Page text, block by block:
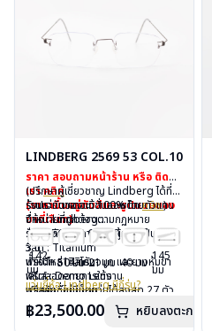
LINDBERG 2569 53 COL.10
ราคา สอบถามหน้าร้าน หรือ ติดต่อ
เราคลิก
(ราคาขึ้นอยู่กับสีและรูปแบบของ
ขาที่เลือก)
(ปรึกษาผู้เชี่ยวชาญ Lindberg ได้ที่
ร้านแว่นตาเดอะวิชั่นออพติคคลิก)
รับประกันของแท้ 100% โดยตัวแทน
จำหน่ายที่ถูกต้องตามกฏหมาย
รับประกันคุณภาพโดยผู้ผลิตเป็นเวลา
3 ปี
ฟรีอะไหล่ ซิลิโคนจมูก และยางหุ้มขา
ฟรีตลอดอายุการใช้งาน
ฟรีสลักชื่อบนขาแว่นได้สูงสุด 27 ตัว
อักษร
ยี่ห้อ : Lindberg
รุ่น : 2569 53 Col.10
วัสดุ : Titanium
น้ำหนัก : 14 กรัม
เลนส์ : Demo Lens
บานพับ : ไม่มีน็อต
อุปกรณ์ : กล่องแว่น, ผ้าเช็ดแว่น
การรับประกัน : 3 ปี
142
มม
50 มม 21 มม 40 มม 145
มม
แว่นยี่ห้อ Lindberg มีกี่รุ่น?
฿23,500.00 หยิบลงตะกร้า